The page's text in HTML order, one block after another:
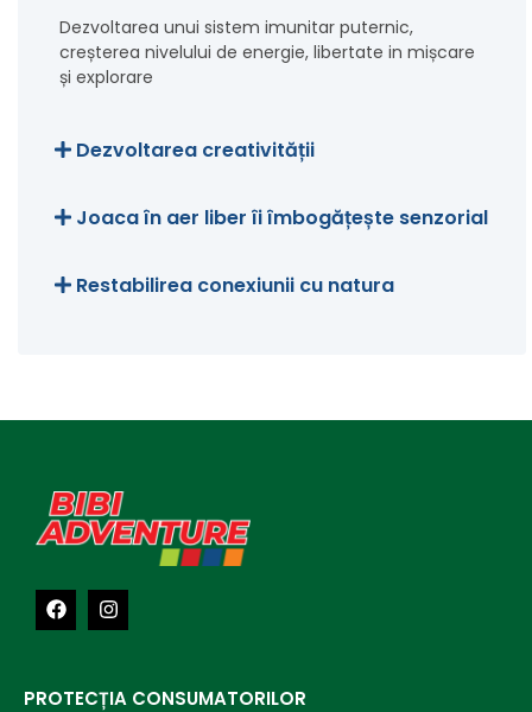
Dezvoltarea unui sistem imunitar puternic,
creșterea nivelului de energie, libertate in mișcare
și explorare
Dezvoltarea creativității
Joaca în aer liber îi îmbogățește senzorial
Restabilirea conexiunii cu natura
PROTECȚIA CONSUMATORILOR ​